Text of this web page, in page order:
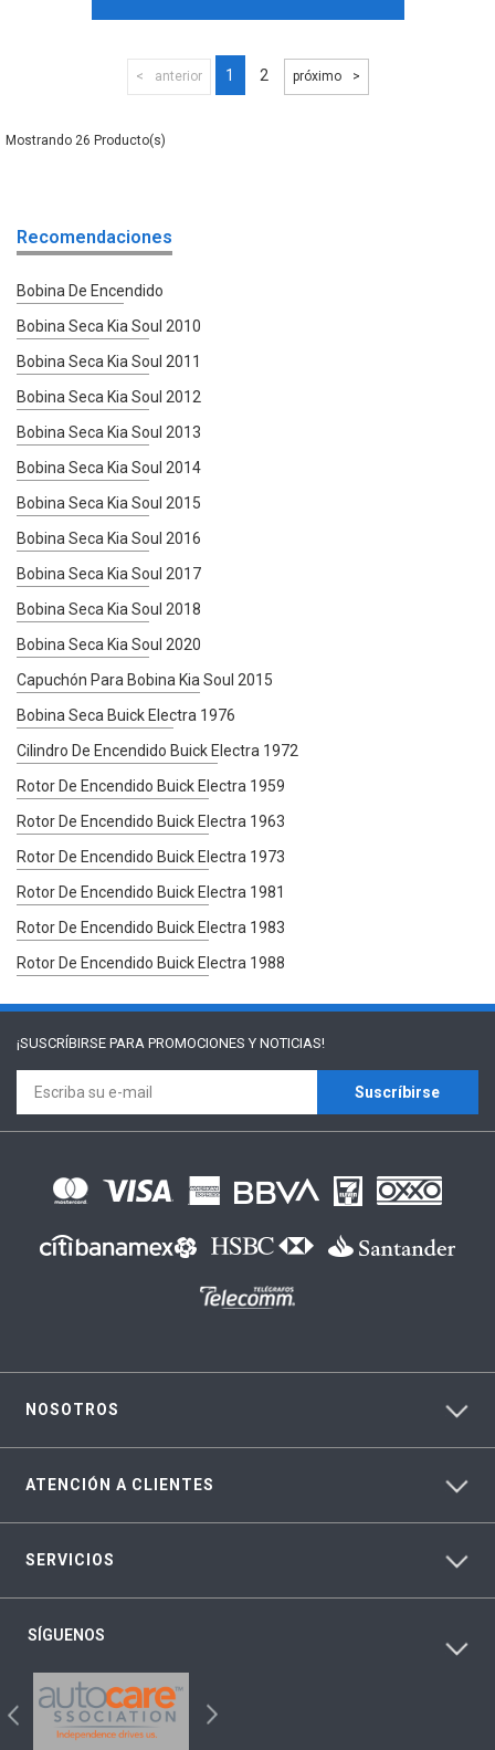
anterior 1 2 próximo
26
Recomendaciones
Bobina De Encendido
Bobina Seca Kia Soul 2010
Bobina Seca Kia Soul 2011
Bobina Seca Kia Soul 2012
Bobina Seca Kia Soul 2013
Bobina Seca Kia Soul 2014
Bobina Seca Kia Soul 2015
Bobina Seca Kia Soul 2016
Bobina Seca Kia Soul 2017
Bobina Seca Kia Soul 2018
Bobina Seca Kia Soul 2020
Capuchón Para Bobina Kia Soul 2015
Bobina Seca Buick Electra 1976
Cilindro De Encendido Buick Electra 1972
Rotor De Encendido Buick Electra 1959
Rotor De Encendido Buick Electra 1963
Rotor De Encendido Buick Electra 1973
Rotor De Encendido Buick Electra 1981
Rotor De Encendido Buick Electra 1983
Rotor De Encendido Buick Electra 1988
¡SUSCRÍBIRSE PARA PROMOCIONES Y NOTICIAS!
Suscríbirse
NOSOTROS
ATENCIÓN A CLIENTES
SERVICIOS
SÍGUENOS